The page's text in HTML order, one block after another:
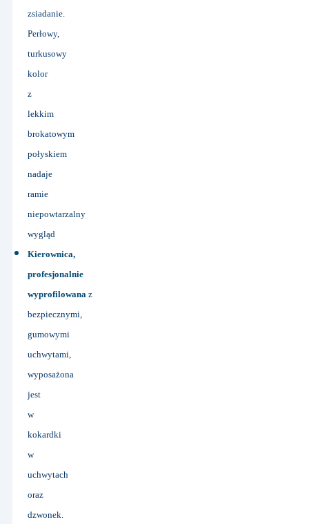
zsiadanie.
Perłowy,
turkusowy
kolor
z
lekkim
brokatowym
połyskiem
nadaje
ramie
niepowtarzalny
wygląd
Kierownica,
profesjonalnie
wyprofilowana z
bezpiecznymi,
gumowymi
uchwytami,
wyposażona
jest
w
kokardki
w
uchwytach
oraz
dzwonek.